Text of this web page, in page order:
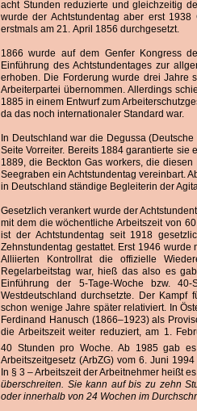
acht Stunden reduzierte und gleichzeitig
wurde der Achtstundentag aber erst
erstmals am 21. April 1856 durchgesetzt.
1866 wurde auf dem Genfer Kongress
Einführung des Achtstundentages zur
erhoben. Die Forderung wurde drei Jahre
Arbeiterpartei übernommen. Allerdings
1885 in einem Entwurf zum
da das noch internationaler Standard war.
In Deutschland war die Degussa
Seite Vorreiter. Bereits 1884 garantierte sie
1889, die Beckton Gas workers, die
Seegraben ein Achtstundentag vereinbart.
in Deutschland ständige Begleiterin der
Gesetzlich verankert wurde der
mit dem die wöchentliche Arbeitszeit von
ist der Achtstundentag seit 1918
Zehnstundentag gestattet. Erst 1946 wurde
Alliierten Kontrollrat die offizielle
Regelarbeitstag war, hieß das also es
Einführung der 5-Tage-Woche bzw.
Westdeutschland durchsetzte. Der
schon wenige Jahre später relativiert. In
Ferdinand Hanusch (1866–1923) als
die Arbeitszeit weiter reduziert, am 1.
40 Stunden pro Woche. Ab 1985 gab
Arbeitszeitgesetz (ArbZG) vom 6. Juni
In § 3 – Arbeitszeit der Arbeitnehmer heißt
überschreiten. Sie kann auf bis zu zehn
oder innerhalb von 24 Wochen im